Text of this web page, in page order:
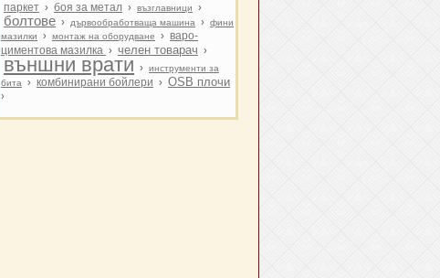
паркет › боя за метал › възглавници ›
болтове › дървообработваща машина ›
фини
мазилки
› монтаж на оборудване › варо-
циментова мазилка › челен товарач ›
външни врати ›
инструменти за
бита
› комбинирани бойлери › OSB плочи
›